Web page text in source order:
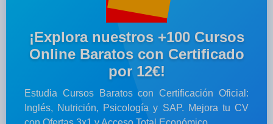
¡Explora nuestros +100 Cursos
Online Baratos con Certificado
por 12€!
Estudia Cursos Baratos con Certificación Oficial:
Inglés, Nutrición, Psicología y SAP. Mejora tu CV